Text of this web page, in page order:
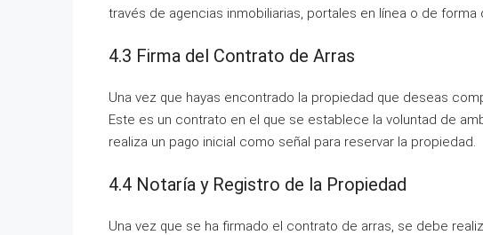
través de agencias inmobiliarias, portales en línea o de
4.3 Firma del Contrato de Arras
Una vez que hayas encontrado la propiedad que deseas
Este es un contrato en el que se establece la voluntad de
realiza un pago inicial como señal para reservar la propiedad.
4.4 Notaría y Registro de la Propiedad
Una vez que se ha firmado el contrato de arras, se debe